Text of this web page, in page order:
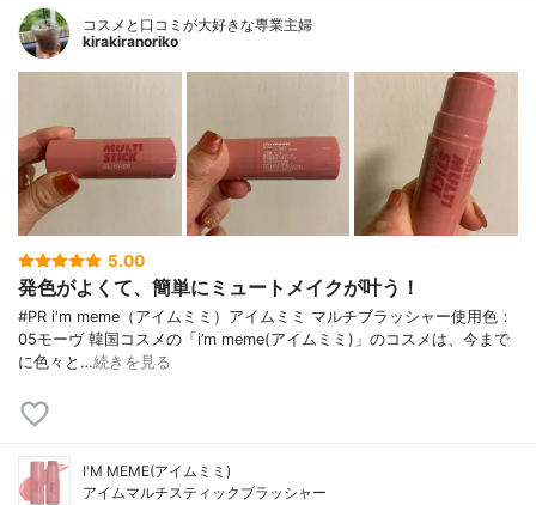
コスメと口コミが大好きな専業主婦
kirakiranoriko
5.00
発色がよくて、簡単にミュートメイクが叶う！
#PR i'm meme（アイムミミ）アイムミミ マルチブラッシャー使用色：
05モーヴ 韓国コスメの「i’m meme(アイムミミ)」のコスメは、今まで
に色々と…続きを見る
I'M MEME(アイムミミ)
アイムマルチスティックブラッシャー